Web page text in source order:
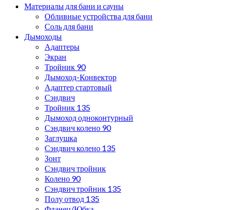
Материалы для бани и сауны
Обливные устройства для бани
Соль для бани
Дымоходы
Адаптеры
Экран
Тройник 90
Дымоход-Конвектор
Адаптер стартовый
Сэндвич
Тройник 135
Дымоход одноконтурный
Сэндвич колено 90
Заглушка
Сэндвич колено 135
Зонт
Сэндвич тройник
Колено 90
Сэндвич тройник 135
Полу отвод 135